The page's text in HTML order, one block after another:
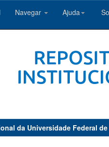
Navegar Ajuda
da Universidade Federal de